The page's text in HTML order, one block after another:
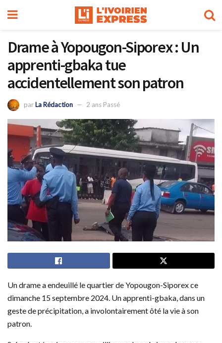
Drame à Yopougon-Siporex : Un
apprenti-gbaka tue
accidentellement son patron
parLa Rédaction 2 ans Passé
Un drame a endeuillé le quartier de Yopougon-Siporex ce
dimanche 15 septembre 2024. Un apprenti-gbaka, dans un
geste de précipitation, a involontairement ôté la vie à son
patron.